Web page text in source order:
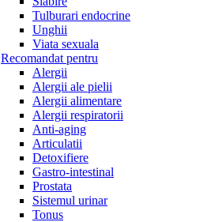
Tulburari endocrine
Unghii
Viata sexuala
Recomandat pentru
Alergii
Alergii ale pielii
Alergii alimentare
Alergii respiratorii
Anti-aging
Articulatii
Detoxifiere
Gastro-intestinal
Prostata
Sistemul urinar
Tonus